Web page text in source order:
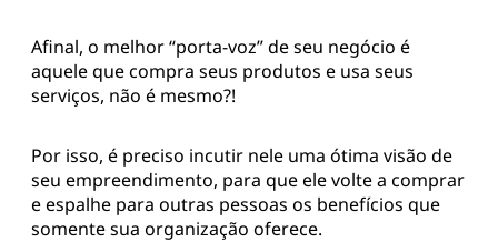
Afinal, o melhor “porta-voz” de seu negócio é
aquele que compra seus produtos e usa seus
serviços, não é mesmo?!
Por isso, é preciso incutir nele uma ótima visão de
seu empreendimento, para que ele volte a comprar
e espalhe para outras pessoas os benefícios que
somente sua organização oferece.